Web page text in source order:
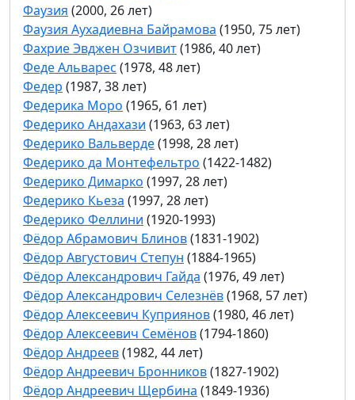
Фаузия (2000, 26 лет)
Фаузия Аухадиевна Байрамова (1950, 75 лет)
Фахрие Эвджен Озчивит(1986, 40 лет)
Феде Альварес (1978, 48 лет)
Федер (1987, 38 лет)
Федерика Моро (1965, 61 лет)
Федерико Андахази (1963, 63 лет)
Федерико Вальверде(1998, 28 лет)
Федерико да Монтефельтро (1422-1482)
Федерико Димарко (1997, 28 лет)
Федерико Кьеза (1997, 28 лет)
Федерико Феллини (1920-1993)
Фёдор Абрамович Блинов(1831-1902)
Фёдор Августович Степун (1884-1965)
Фёдор Александрович Гайда (1976, 49 лет)
Фёдор Александрович Селезнёв(1968, 57 лет)
Фёдор Алексеевич Куприянов(1980, 46 лет)
Фёдор Алексеевич Семёнов(1794-1860)
Фёдор Андреев(1982, 44 лет)
Фёдор Андреевич Бронников(1827-1902)
Фёдор Андреевич Щербина (1849-1936)